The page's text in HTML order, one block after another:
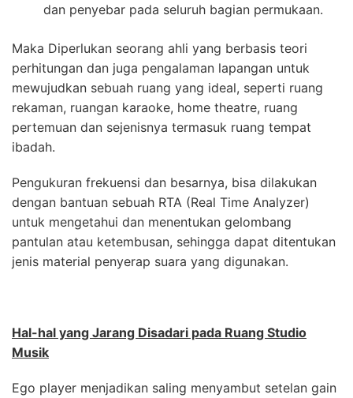
dan penyebar pada seluruh bagian permukaan.
Maka Diperlukan seorang ahli yang berbasis teori
perhitungan dan juga pengalaman lapangan untuk
mewujudkan sebuah ruang yang ideal, seperti ruang
rekaman, ruangan karaoke, home theatre, ruang
pertemuan dan sejenisnya termasuk ruang tempat
ibadah.
Pengukuran frekuensi dan besarnya, bisa dilakukan
dengan bantuan sebuah RTA (Real Time Analyzer)
untuk mengetahui dan menentukan gelombang
pantulan atau ketembusan, sehingga dapat ditentukan
jenis material penyerap suara yang digunakan.
Hal-hal yang Jarang Disadari pada Ruang Studio
Musik
Ego player menjadikan saling menyambut setelan gain